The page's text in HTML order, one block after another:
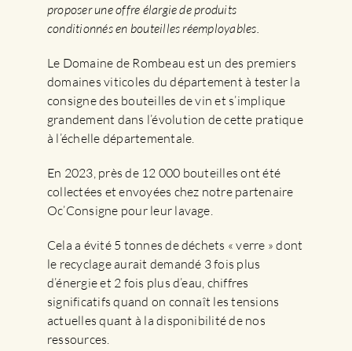
proposer une offre élargie de produits
conditionnés en bouteilles réemployables.
Le Domaine de Rombeau est un des premiers
domaines viticoles du département à tester la
consigne des bouteilles de vin et s’implique
grandement dans l’évolution de cette pratique
à l’échelle départementale.
En 2023, près de 12 000 bouteilles ont été
collectées et envoyées chez notre partenaire
Oc’Consigne pour leur lavage.
Cela a évité 5 tonnes de déchets « verre » dont
le recyclage aurait demandé 3 fois plus
d’énergie et 2 fois plus d’eau, chiffres
significatifs quand on connaît les tensions
actuelles quant à la disponibilité de nos
ressources.